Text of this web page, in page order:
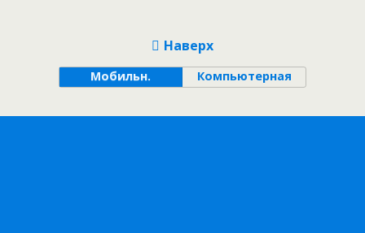
Наверх
Мобильн. Компьютерная